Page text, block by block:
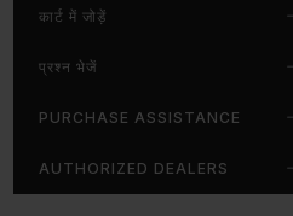
कार्ट में जोड़ें
प्रश्न भेजें
PURCHASE ASSISTANCE
AUTHORIZED DEALERS